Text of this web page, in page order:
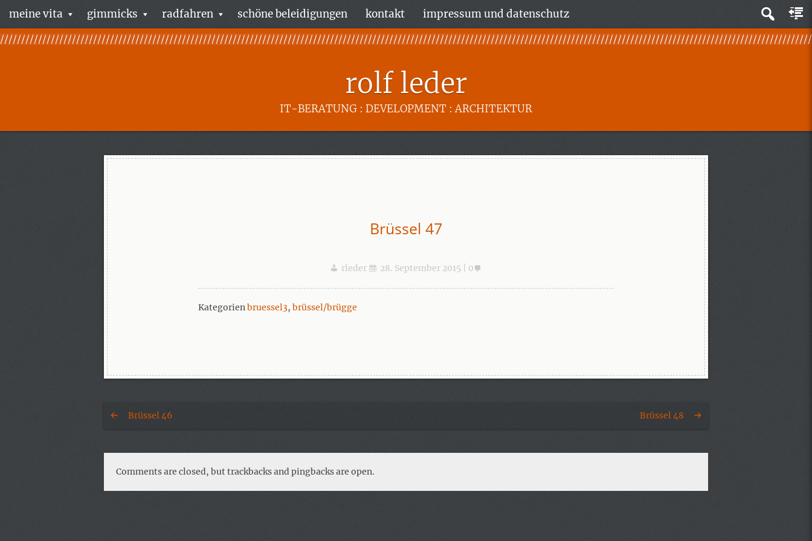
meine vita gimmicks radfahren schöne beleidigungen kontakt impressum und datenschutz
rolf leder
IT-BERATUNG : DEVELOPMENT : ARCHITEKTUR
Brüssel 47
rleder 28. September 2015 0
Kategorienbruessel3, brüssel/brügge
Brüssel 46 Brüssel 48
Comments are closed, but trackbacks and pingbacks are open.